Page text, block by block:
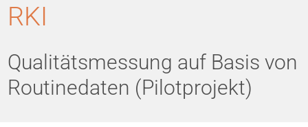
RKI
Qualitätsmessung auf Basis von
Routinedaten (Pilotprojekt)